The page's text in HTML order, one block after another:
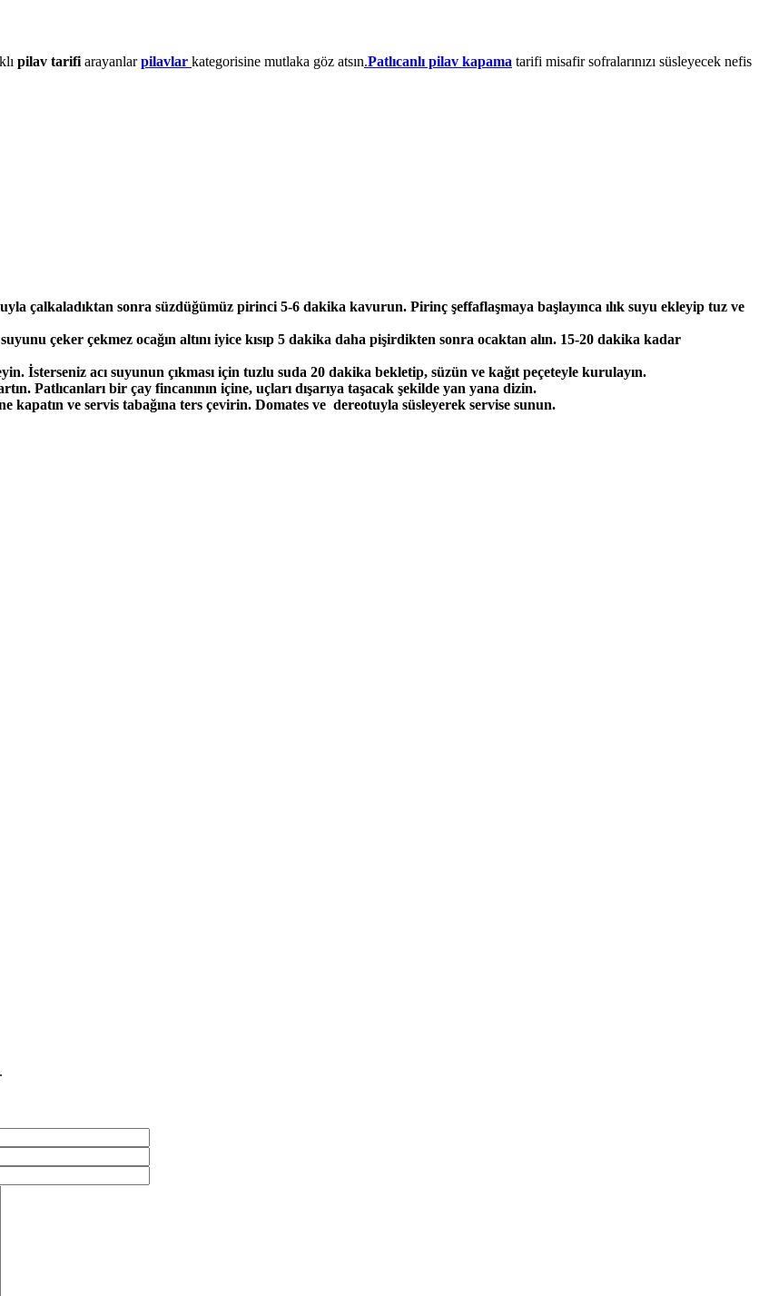
pilav tarifi arayanlarpilavlar kategorisine mutlaka göz atsın.Patlıcanlı pilav kapama tarifi misafir sofralarınızı süsleyecek nefis
çalkaladıktan sonra süzdüğümüz pirinci 5-6 dakika kavurun. Pirinç şeffaflaşmaya başlayınca ılık suyu ekleyip tuz ve
suyunu çeker çekmez ocağın altını iyice kısıp 5 dakika daha pişirdikten sonra ocaktan alın. 15-20 dakika kadar
İsterseniz acı suyunun çıkması için tuzlu suda 20 dakika bekletip, süzün ve kağıt peçeteyle kurulayın.
Patlıcanları bir çay fincanının içine, uçları dışarıya taşacak şekilde yan yana dizin.
kapatın ve servis tabağına ters çevirin. Domates ve dereotuyla süsleyerek servise sunun.